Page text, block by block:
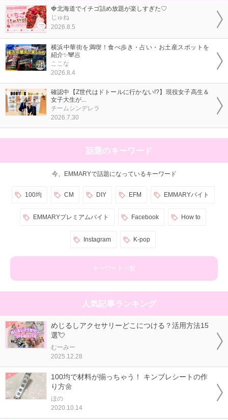
🍓北海道でイチゴ詰め放題が楽しすぎた♡
じゅね
2026.8.5
横浜中華街を満喫！食べ歩き・占い・お土産スポットを
紹介✨🐼🥟
ここな
2026.8.4
確認中【Z世代はドトールに行かない!?】現役女子高生＆
女子大生が...
チームシンデレラ
2026.7.30
話題のキーワード
今、EMMARYで話題になっているキーワード
100均 CM DIY EFM EMMARYバイト
EMMARYプレミアムバイト Facebook How to
Instagram K-pop
キーワード一覧
人気記事ランキング
めじるしアクセサリーどこにつける？活用方法15
選💘
むーみー
2025.12.28
100均で材料が揃っちゃう！ キンブレシートの作
り方🌼
ほの
2020.10.14